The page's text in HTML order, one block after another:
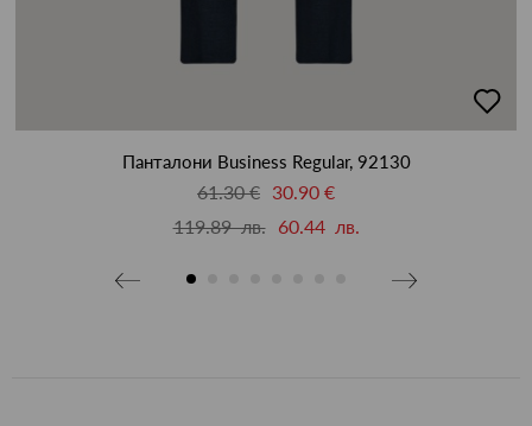
в
Панталони Business Regular, 92130
61.30 € 30.90 €
119.89 лв.
60.44 лв.